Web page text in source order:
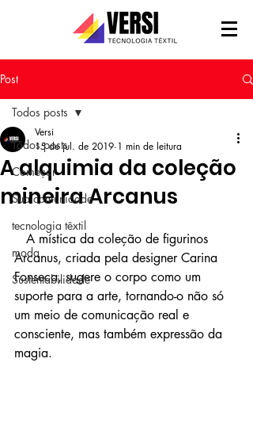
Post
Todos posts
Começar
Sua comunidade
tecnologia têxtil
moda
Sustentabilidade
Todos posts
A alquimia da coleção
mineira Arcanus
Versi
15 de jul. de 2019 1 min de leitura
Arcanus, criada pela designer Carina
Fonseca, sugere o corpo como um
suporte para a arte, tornando-o não só
um meio de comunicação real e
consciente, mas também expressão da
magia.